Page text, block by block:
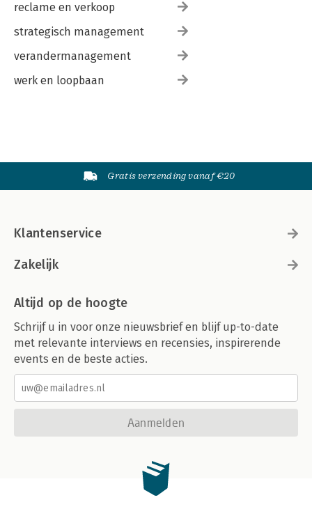
reclame en verkoop
strategisch management
verandermanagement
werk en loopbaan
Gratis verzending vanaf €20
Klantenservice
Zakelijk
Altijd op de hoogte
Schrijf u in voor onze nieuwsbrief en blijf up-to-date
met relevante interviews en recensies, inspirerende
events en de beste acties.
Aanmelden